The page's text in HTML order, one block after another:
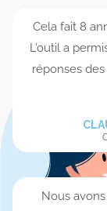
Cela fait 8
L’outil a
réponses
Nous